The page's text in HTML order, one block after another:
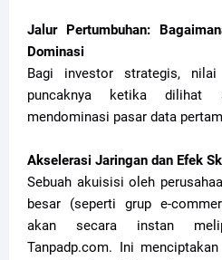
Jalur Pertumbuhan:
Dominasi
Bagi investor strategis, nilai
puncaknya ketika dilihat
mendominasi pasar data
Akselerasi Jaringan dan Efek
Sebuah akuisisi oleh
besar (seperti grup e-
akan secara instan
Tanpadp.com. Ini